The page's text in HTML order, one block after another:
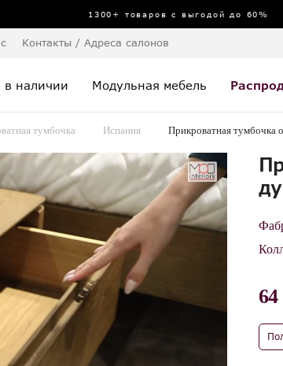
1300+ товаров с выгодой до 60%
Контакты / Адреса салонов
в наличии Модульная мебель
тумбочка Испания Прикроватная тумбочка